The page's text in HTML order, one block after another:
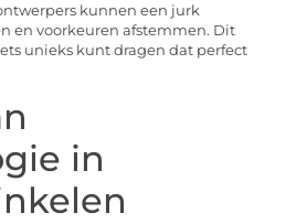
kunnen een jurk
en voorkeuren afstemmen. Dit
unieks kunt dragen dat perfect
in